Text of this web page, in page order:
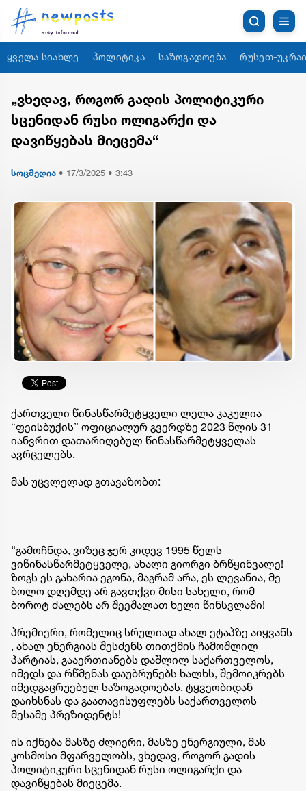
ყველა სიახლე პოლიტიკა საზოგადოება რუსეთ-
„ვხედავ, როგორ გადის პოლიტიკური
სცენიდან რუსი ოლიგარქი და
დავიწყებას მიეცემა“
სოცმედია • 17/3/2025 • 3:43
ქართველი წინასწარმეტყველი ლელა კაკულია
“ფეისბუქის” ოფიციალურ გვერდზე 2023 წლის 31
იანვრით დათარიღებულ წინასწარმეტყველას
ავრცელებს.
მას უცვლელად გთავაზობთ:
“გამოჩნდა, ვიზეც ჯერ კიდევ 1995 წელს
ვიწინასწარმეტყველე, ახალი გიორგი ბრწყინვალე!
ზოგს ეს გახარია ეგონა, მაგრამ არა, ეს ლევანია, მე
ბოლო დღემდე არ გავთქვი მისი სახელი, რომ
ბოროტ ძალებს არ შეეშალათ ხელი წინსვლაში!
პრემიერი, რომელიც სრულიად ახალ ეტაპზე აიყვანს
, ახალ ენერგიას შესძენს თითქმის ჩამოშლილ
პარტიას, გააერთიანებს დაშლილ საქართველოს,
იმედს და რწმენას დაუბრუნებს ხალხს, შემოიკრებს
იმედგაცრუებულ საზოგადოებას, ტყვეობიდან
დაიხსნას და გაათავისუფლებს საქართველოს
მესამე პრეზიდენტს!
ის იქნება მასზე ძლიერი, მასზე ენერგიული, მას
კოსმოსი მფარველობს, ვხედავ, როგორ გადის
პოლიტიკური სცენიდან რუსი ოლიგარქი და
დავიწყებას მიეცემა.